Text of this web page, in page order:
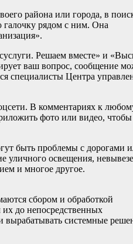
района или города, в
галочку рядом с ним. Она
Решаем вместе» и
ваш вопрос, сообщение
специалисты Центра
В комментариях к
фото или видео, чтобы
быть проблемы с дорогами
уличного освещения,
и многое другое.
сбором и обработкой
их до непосредственных
вырабатывать системные